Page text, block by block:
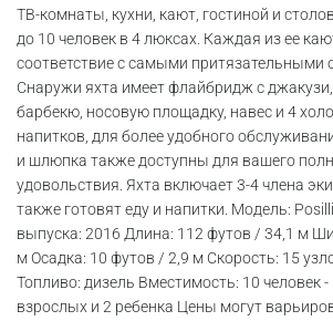
ТВ-комнаты, кухни, кают, гостиной и
до 10 человек в 4 люксах. Каждая из ее
соответствие с самыми притязательными
Снаружи яхта имеет флайбридж с
барбекю, носовую площадку, навес и 4
напитков, для более удобного
и шлюпка также доступны для вашего
удовольствия. Яхта включает 3-4 члена
также готовят еду и напитки. Модель:
выпуска: 2016 Длина: 112 футов / 34,1 м
м Осадка: 10 футов / 2,9 м Скорость: 15
Топливо: дизель Вместимость: 10 человек
взрослых и 2 ребенка Цены могут